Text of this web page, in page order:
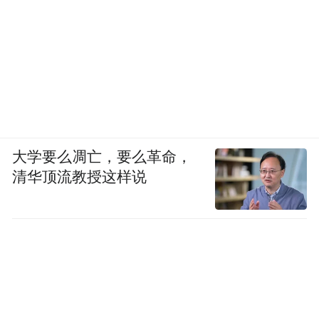
大学要么凋亡，要么革命，
清华顶流教授这样说